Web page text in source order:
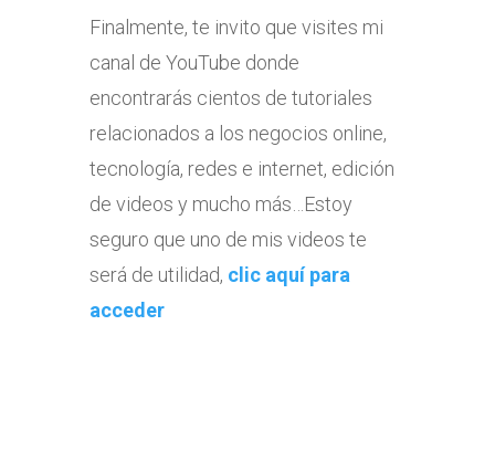
Finalmente, te invito que visites mi
canal de YouTube donde
encontrarás cientos de tutoriales
relacionados a los negocios online,
tecnología, redes e internet, edición
de videos y mucho más…Estoy
seguro que uno de mis videos te
será de utilidad, clic aquí para
acceder